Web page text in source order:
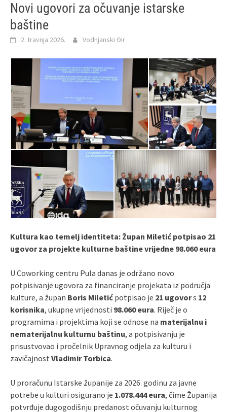
Novi ugovori za očuvanje istarske
baštine
2. travnja 2026. Vodnjanski Đir
Kultura kao temelj identiteta: Župan Miletić potpisao 21
ugovor za projekte kulturne baštine vrijedne 98.060 eura
U Coworking centru Pula danas je održano novo
potpisivanje ugovora za financiranje projekata iz područja
kulture, a župan Boris Miletić potpisao je 21 ugovors 12
korisnika, ukupne vrijednosti 98.060 eura. Riječ je o
programima i projektima koji se odnose na materijalnu i
nematerijalnu kulturnu baštinu, a potpisivanju je
prisustvovao i pročelnik Upravnog odjela za kulturu i
zavičajnost Vladimir Torbica.
U proračunu Istarske županije za 2026. godinu za javne
potrebe u kulturi osigurano je 1.078.444 eura, čime Županija
potvrđuje dugogodišnju predanost očuvanju kulturnog